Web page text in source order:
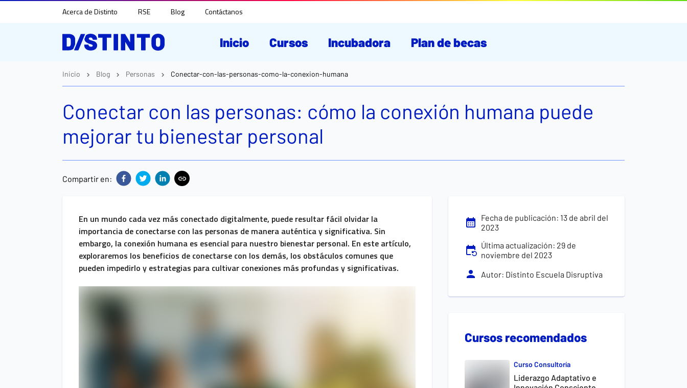
Acerca de Distinto RSE Blog Contáctanos
Inicio Cursos Incubadora Plan de becas
Inicio Blog Personas Conectar-con-las-personas-como-la-conexion-humana
Conectar con las personas: cómo la conexión humana puede
mejorar tu bienestar personal
Compartir en:
En un mundo cada vez más conectado digitalmente, puede resultar fácil olvidar la
importancia de conectarse con las personas de manera auténtica y significativa. Sin
embargo, la conexión humana es esencial para nuestro bienestar personal. En este artículo,
exploraremos los beneficios de conectarse con los demás, los obstáculos comunes que
pueden impedirlo y estrategias para cultivar conexiones más profundas y significativas.
Fecha de publicación: 13de abril del
2023
Última actualización: 29de
noviembre del 2023
Autor: Distinto Escuela Disruptiva
Cursos recomendados
Curso Consultoría
Liderazgo Adaptativo e